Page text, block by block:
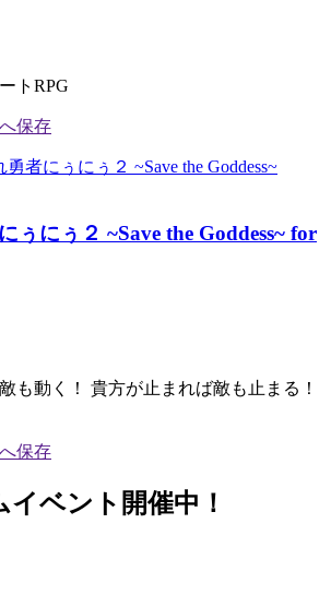
トRPG
ぅにぅ２ ~Save the Goddess~ for
も動く！ 貴方が止まれば敵も止まる！
ベント開催中！